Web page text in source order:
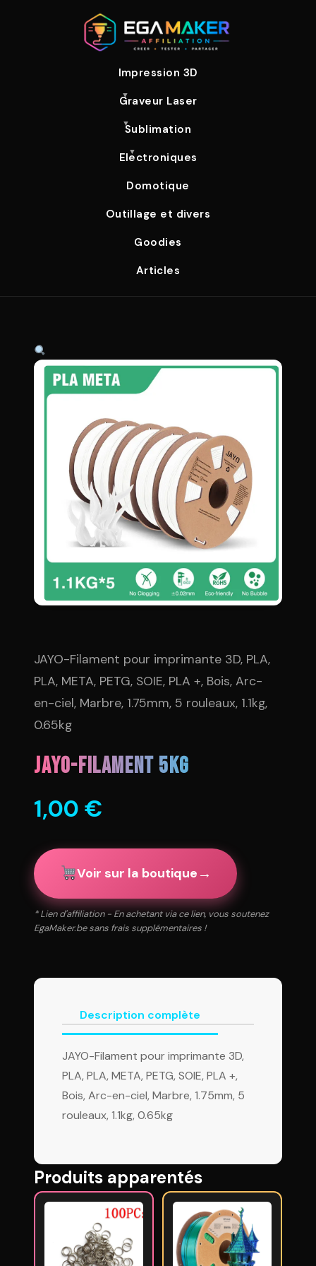
Impression 3D
Graveur Laser
Sublimation
Electroniques
Domotique
Outillage et divers
Goodies
Articles
JAYO-Filament pour imprimante 3D, PLA,
PLA, META, PETG, SOIE, PLA +, Bois, Arc-
en-ciel, Marbre, 1.75mm, 5 rouleaux, 1.1kg,
0.65kg
JAYO-Filament 5KG
1,00 €
Voir sur la boutique →
* Lien d'affiliation - En achetant via ce lien, vous soutenez
EgaMaker.be sans frais supplémentaires !
Description complète
JAYO-Filament pour imprimante 3D,
PLA, PLA, META, PETG, SOIE, PLA +,
Bois, Arc-en-ciel, Marbre, 1.75mm, 5
rouleaux, 1.1kg, 0.65kg
Produits apparentés